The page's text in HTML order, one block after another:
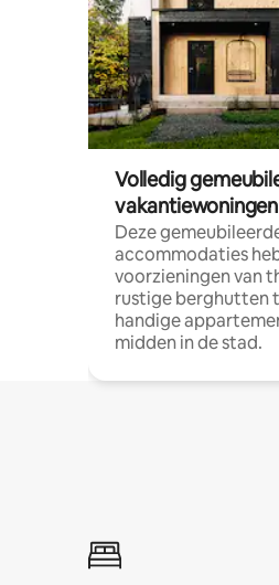
Volledig
vakantiewoningen
Deze
accommodaties
voorzieningen van
rustige berghutten
handige
midden in de stad.